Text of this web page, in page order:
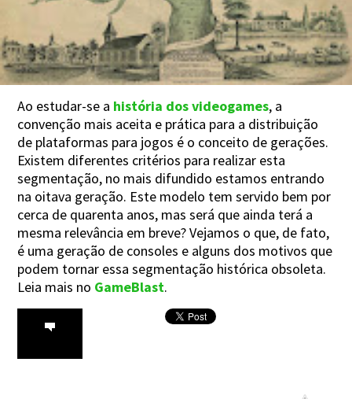
Ao estudar-se a história dos videogames, a
convenção mais aceita e prática para a distribuição
de plataformas para jogos é o conceito de gerações.
Existem diferentes critérios para realizar esta
segmentação, no mais difundido estamos entrando
na oitava geração. Este modelo tem servido bem por
cerca de quarenta anos, mas será que ainda terá a
mesma relevância em breve? Vejamos o que, de fato,
é uma geração de consoles e alguns dos motivos que
podem tornar essa segmentação histórica obsoleta.
Leia mais no GameBlast.